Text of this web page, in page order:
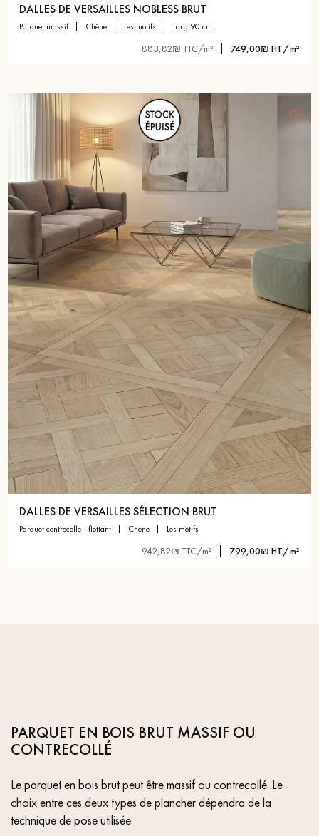
DALLES DE VERSAILLES NOBLESS BRUT
parquet massif chêne les motifs larg 90 cm
883,82₪ TTC/m² 749,00₪ HT/m²
DALLES DE VERSAILLES SÉLECTION BRUT
parquet contrecollé - flottant chêne les motifs
942,82₪ TTC/m² 799,00₪ HT/m²
PARQUET EN BOIS BRUT MASSIF OU
CONTRECOLLÉ
Le parquet en bois brut peut être massif ou contrecollé. Le
choix entre ces deux types de plancher dépendra de la
technique de pose utilisée.